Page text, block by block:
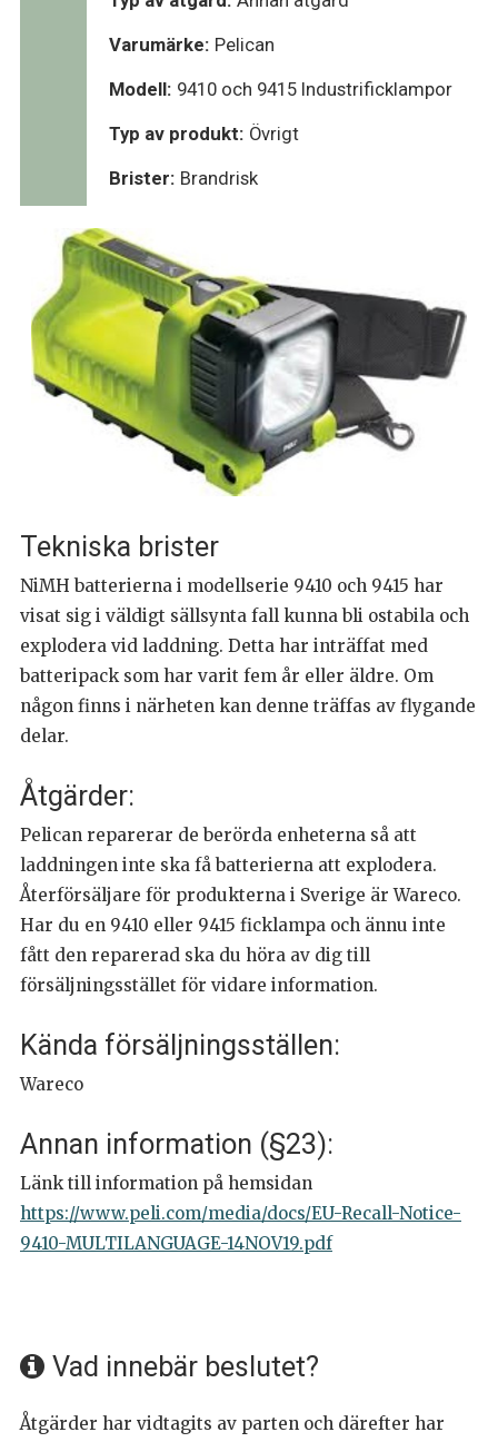
Varumärke: Pelican
Modell: 9410 och 9415 Industrificklampor
Typ av produkt: Övrigt
Brister: Brandrisk
Tekniska brister
NiMH batterierna i modellserie 9410 och 9415 har
visat sig i väldigt sällsynta fall kunna bli ostabila och
explodera vid laddning. Detta har inträffat med
batteripack som har varit fem år eller äldre. Om
någon finns i närheten kan denne träffas av flygande
delar.
Åtgärder:
Pelican reparerar de berörda enheterna så att
laddningen inte ska få batterierna att explodera.
Återförsäljare för produkterna i Sverige är Wareco.
Har du en 9410 eller 9415 ficklampa och ännu inte
fått den reparerad ska du höra av dig till
försäljningsstället för vidare information.
Kända försäljningsställen:
Wareco
Annan information (§23):
Länk till information på hemsidan
https://www.peli.com/media/docs/EU-Recall-Notice-
9410-MULTILANGUAGE-14NOV19.pdf
Vad innebär beslutet?
Åtgärder har vidtagits av parten och därefter har